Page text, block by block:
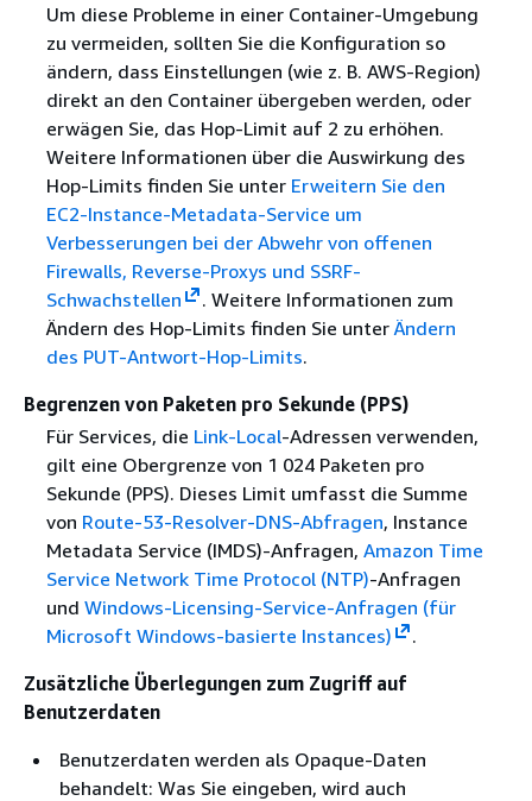
Um diese Probleme in einer Container-Umgebung
zu vermeiden, sollten Sie die Konfiguration so
ändern, dass Einstellungen (wie z. B. AWS-Region)
direkt an den Container übergeben werden, oder
erwägen Sie, das Hop-Limit auf 2 zu erhöhen.
Weitere Informationen über die Auswirkung des
Hop-Limits finden Sie unter Erweitern Sie den
EC2-Instance-Metadata-Service um
Verbesserungen bei der Abwehr von offenen
Firewalls, Reverse-Proxys und SSRF-
Schwachstellen
. Weitere Informationen zum
Ändern des Hop-Limits finden Sie unter Ändern
des PUT-Antwort-Hop-Limits.
Begrenzen von Paketen pro Sekunde (PPS)
Für Services, die Link-Local-Adressen verwenden,
gilt eine Obergrenze von 1 024 Paketen pro
Sekunde (PPS). Dieses Limit umfasst die Summe
von Route-53-Resolver-DNS-Abfragen, Instance
Metadata Service (IMDS)-Anfragen, Amazon Time
Service Network Time Protocol (NTP)-Anfragen
und Windows-Licensing-Service-Anfragen (für
Microsoft Windows-basierte Instances)
.
Zusätzliche Überlegungen zum Zugriff auf
Benutzerdaten
Benutzerdaten werden als Opaque-Daten
behandelt: Was Sie eingeben, wird auch